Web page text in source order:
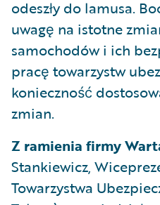
odeszły do lamusa.
uwagę na istotne
samochodów i ich
pracę towarzystw
konieczność
zmian.
Z ramienia firmy
Stankiewicz,
Towarzystwa